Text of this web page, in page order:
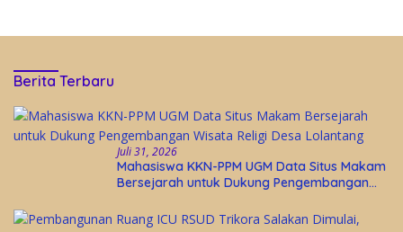
Berita Terbaru
Juli 31, 2026
Mahasiswa KKN-PPM UGM Data Situs Makam
Bersejarah untuk Dukung Pengembangan